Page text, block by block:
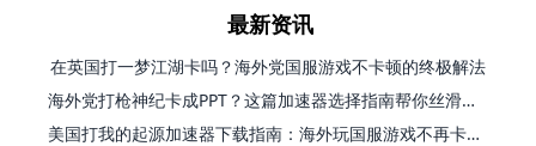
最新资讯
在英国打一梦江湖卡吗？海外党国服游戏不卡顿的终极解法
海外党打枪神纪卡成PPT？这篇加速器选择指南帮你丝滑上分
美国打我的起源加速器下载指南：海外玩国服游戏不再卡的终极方案